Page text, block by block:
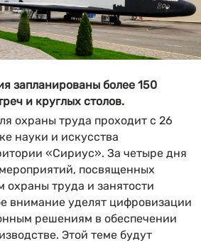
запланированы более 150
и круглых столов.
охраны труда проходит с 26
науки и искусства
«Сириус». За четыре дня
посвященных
охраны труда и занятости
внимание уделят цифровизации
решениям в обеспечении
Этой теме будут